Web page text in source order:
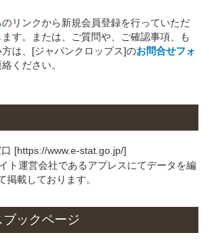
のリンクから新規会員登録を行っていただ
す。または、ご質問や、ご確認事項、も
は、[ジャパンクロップス]のお問合せフォ
ください。
[https://www.e-stat.go.jp/]
ト運営会社であるアプレスにてデータを編
掲載しております。
ックページ